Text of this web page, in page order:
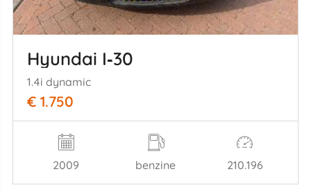
Hyundai I‑30
1.4i dynamic
€ 1.750
2009 benzine 210.196